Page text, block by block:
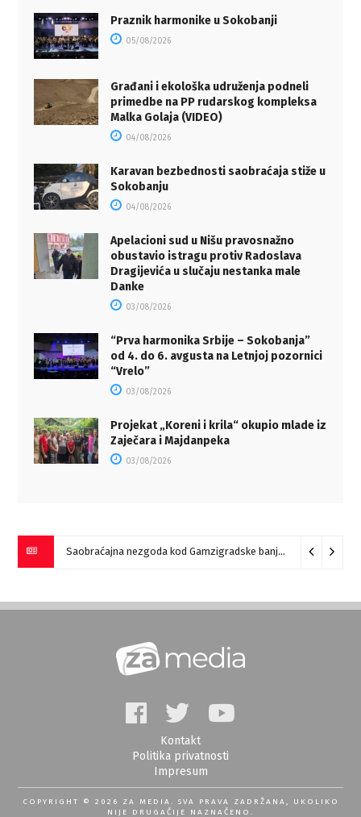
Praznik harmonike u Sokobanji
05/08/2026
Građani i ekološka udruženja podneli
primedbe na PP rudarskog kompleksa
Malka Golaja (VIDEO)
04/08/2026
Karavan bezbednosti saobraćaja stiže u
Sokobanju
04/08/2026
Apelacioni sud u Nišu pravosnažno
obustavio istragu protiv Radoslava
Dragijevića u slučaju nestanka male
Danke
03/08/2026
“Prva harmonika Srbije – Sokobanja”
od 4. do 6. avgusta na Letnjoj pozornici
“Vrelo”
03/08/2026
Projekat „Koreni i krila“ okupio mlade iz
Zaječara i Majdanpeka
03/08/2026
Saobraćajna nezgoda kod Gamzigradske banje 05/08/2026
Kontakt
Politika privatnosti
Impresum
COPYRIGHT © 2026 ZA MEDIA. SVA PRAVA ZADRŽANA, UKOLIKO
NIJE DRUGAČIJE NAZNAČENO.